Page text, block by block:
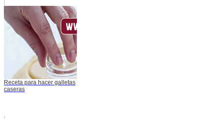
Receta para hacer galletas
caseras